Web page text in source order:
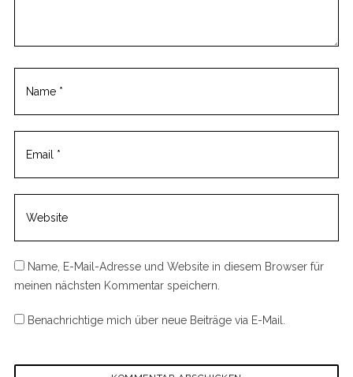
Name, E-Mail-Adresse und Website in diesem Browser für
meinen nächsten Kommentar speichern.
Benachrichtige mich über neue Beiträge via E-Mail.